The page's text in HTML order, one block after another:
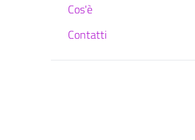
Cos'è
Contatti